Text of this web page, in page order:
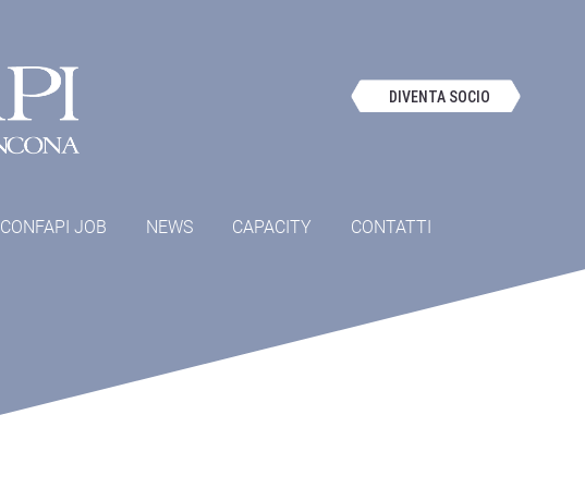
DIVENTA SOCIO
CONFAPI JOB NEWS CAPACITY CONTATTI